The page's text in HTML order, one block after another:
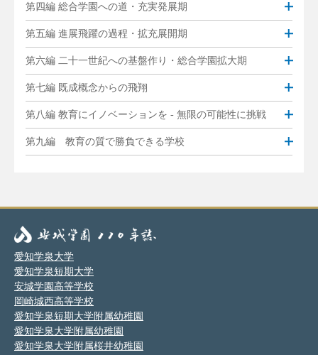
第四編 総合学園への道・充実発展期
第五編 進展飛躍の過程・拡充展開期
第六編 二十一世紀への基盤作り・総合学園拡大期
第七編 既成概念からの飛翔
第八編 教育にイノベーションを - 無限の可能性に挑戦
第九編 教育の質で勝負できる学校
愛知学泉大学
愛知学泉短期大学
安城学園高等学校
岡崎城西高等学校
愛知学泉短期大学附属幼稚園
愛知学泉大学附属幼稚園
愛知学泉大学附属桜井幼稚園